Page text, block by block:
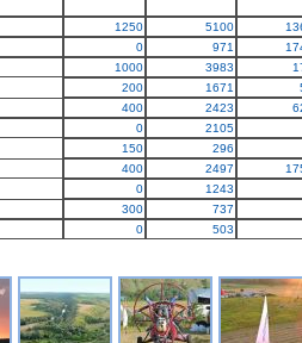
1250 5100
0 971
1000 3983
200 1671
400 2423
0
2105
150
296
400 2497
0
1243
300
737
0 503